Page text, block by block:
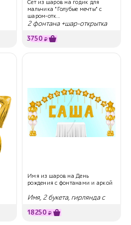
Сет из шаров на годик для
мальчика "Голубые мечты" с
шаром-отк...
2 фонтана +шар-открытка
3750 ₽
Имя из шаров на День
рождения с фонтанами и аркой
Имя, 2 букета, гирлянда с
18250 ₽